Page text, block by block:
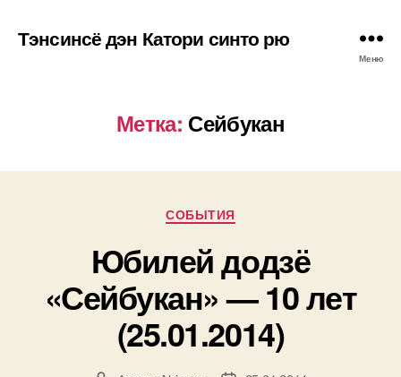
Тэнсинсё дэн Катори синто рю
Меню
Метка: Сейбукан
Рубрики
СОБЫТИЯ
Юбилей додзё
«Сейбукан» — 10 лет
(25.01.2014)